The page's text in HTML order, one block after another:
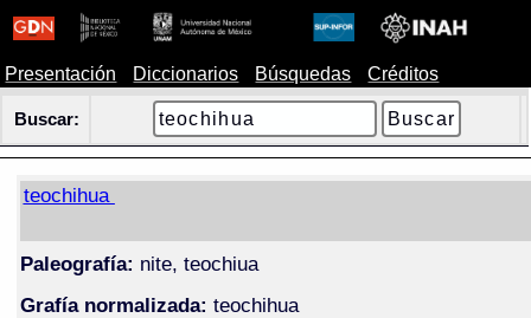
Presentación Diccionarios Búsquedas Créditos
Buscar:
teochihua
Paleografía: nite, teochiua
Grafía normalizada: teochihua